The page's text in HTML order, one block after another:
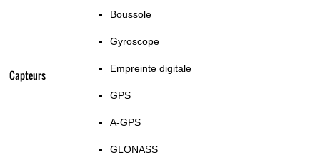
Capteurs
Boussole
Gyroscope
Empreinte digitale
GPS
A-GPS
GLONASS